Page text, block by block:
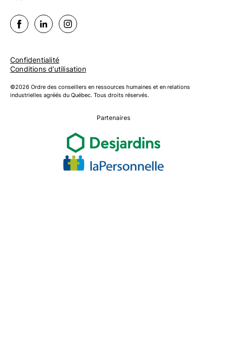
Confidentialité
Conditions d’utilisation
©2026 Ordre des conseillers en ressources humaines et en relations
industrielles agréés du Québec. Tous droits réservés.
Partenaires